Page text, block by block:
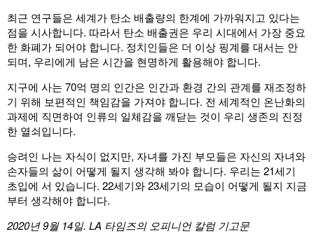
최근 연구들은 세계가 탄소 배출량의 한계에 가까워지고 있다는
점을 시사합니다. 따라서 탄소 배출권은 우리 시대에서 가장 중요
한 화폐가 되어야 합니다. 정치인들은 더 이상 핑계를 대서는 안
되며, 우리에게 남은 시간을 현명하게 활용해야 합니다.
지구에 사는 70억 명의 인간은 인간과 환경 간의 관계를 재조정하
기 위해 보편적인 책임감을 가져야 합니다. 전 세계적인 온난화의
과제에 직면하여 인류의 일체감을 깨닫는 것이 우리 생존의 진정
한 열쇠입니다.
승려인 나는 자식이 없지만, 자녀를 가진 부모들은 자신의 자녀와
손자들의 삶이 어떻게 될지 생각해 봐야 합니다. 우리는 21세기
초입에 서 있습니다. 22세기와 23세기의 모습이 어떻게 될지 지금
부터 생각해야 합니다.
2020년 9월 14일. LA 타임즈의 오피니언 칼럼 기고문